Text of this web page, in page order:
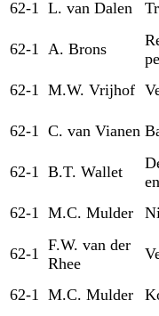
62-1
L. van Dalen
62-1
A. Brons
62-1
M.W. Vrijhof
62-1
C. van Vianen
62-1
B.T. Wallet
62-1
M.C. Mulder
62-1
F.W. van der
Rhee
62-1
M.C. Mulder